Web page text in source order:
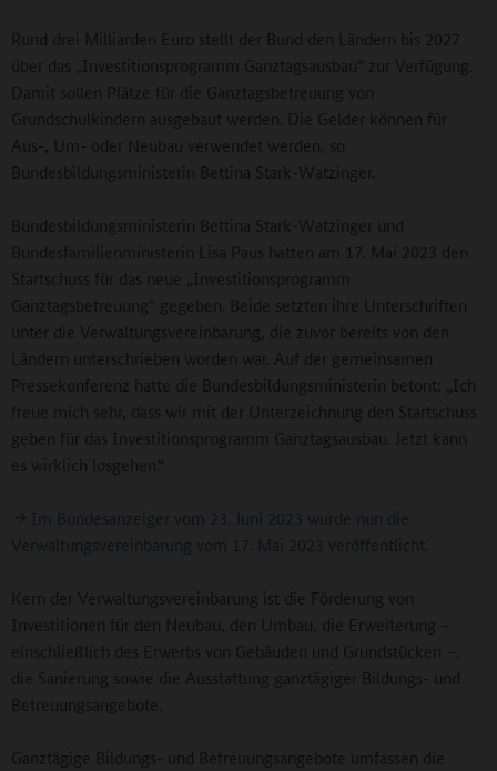
Rund drei Milliarden Euro stellt der Bund den Ländern bis 2027
über das „Investitionsprogramm Ganztagsausbau“ zur Verfügung.
Damit sollen Plätze für die Ganztagsbetreuung von
Grundschulkindern ausgebaut werden. Die Gelder können für
Aus-, Um- oder Neubau verwendet werden, so
Bundesbildungsministerin Bettina Stark-Watzinger.
Bundesbildungsministerin Bettina Stark-Watzinger und
Bundesfamilienministerin Lisa Paus hatten am 17. Mai 2023 den
Startschuss für das neue „Investitionsprogramm
Ganztagsbetreuung“ gegeben. Beide setzten ihre Unterschriften
unter die Verwaltungsvereinbarung, die zuvor bereits von den
Ländern unterschrieben worden war. Auf der gemeinsamen
Pressekonferenz hatte die Bundesbildungsministerin betont: „Ich
freue mich sehr, dass wir mit der Unterzeichnung den Startschuss
geben für das Investitionsprogramm Ganztagsausbau. Jetzt kann
es wirklich losgehen.“
Im Bundesanzeiger vom 23. Juni 2023 wurde nun die
Verwaltungsvereinbarung vom 17. Mai 2023 veröffentlicht.
Kern der Verwaltungsvereinbarung ist die Förderung von
Investitionen für den Neubau, den Umbau, die Erweiterung –
einschließlich des Erwerbs von Gebäuden und Grundstücken –,
die Sanierung sowie die Ausstattung ganztägiger Bildungs- und
Betreuungsangebote.
Ganztägige Bildungs- und Betreuungsangebote umfassen die